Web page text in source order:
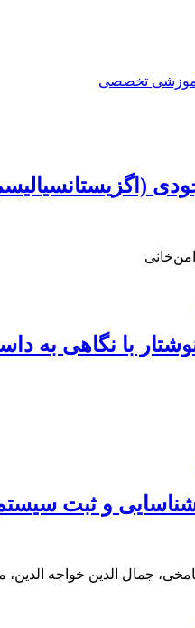
آموزشی تخصصی
با نگاهی به
و ثبت
جمال الدین خواجه الدین،